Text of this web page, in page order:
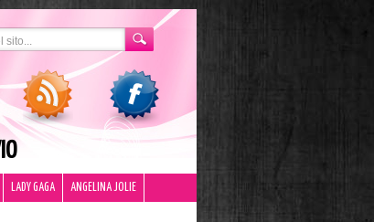
LADY GAGA ANGELINA JOLIE